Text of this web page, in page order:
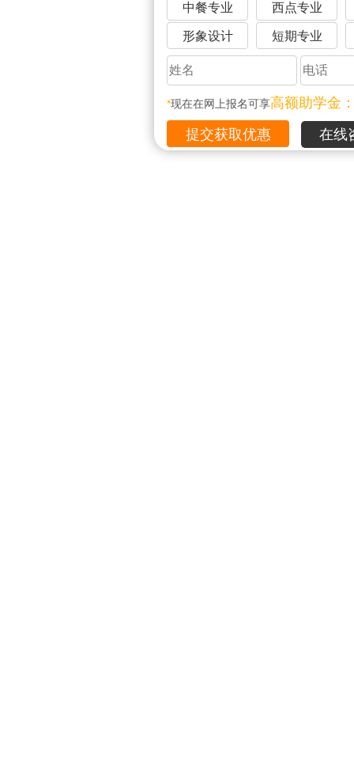
中餐专业 西点专业
形象设计 短期专业
*现在在网上报名可享高额助学金
在线